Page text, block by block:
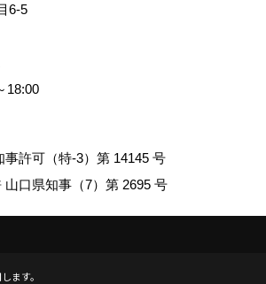
6-5
18:00
許可（特-3）第 14145 号
山口県知事（7）第 2695 号
ます。